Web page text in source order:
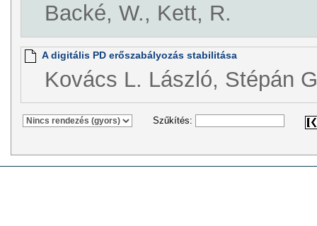
Backé, W., Kett, R.
A digitális PD erőszabályozás stabilitása
Kovács L. László, Stépán
Szűkítés: